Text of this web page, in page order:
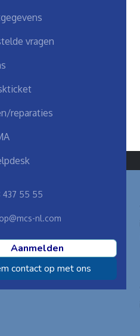
vragen
reparaties
437 55 55
nl.com
Aanmelden
contact op met ons
simpel.